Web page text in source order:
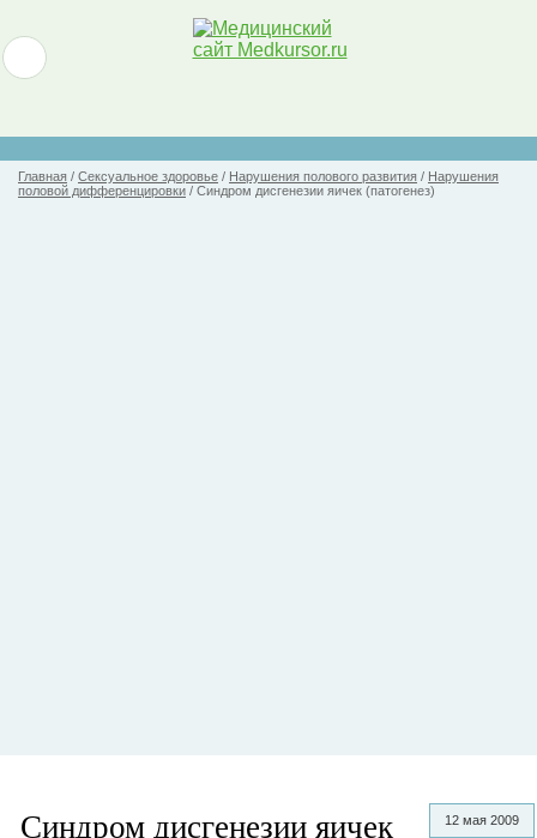
Главная / Сексуальное здоровье / Нарушения полового развития / Нарушения
половой дифференцировки / Синдром дисгенезии яичек (патогенез)
12 мая 2009
Синдром дисгенезии яичек